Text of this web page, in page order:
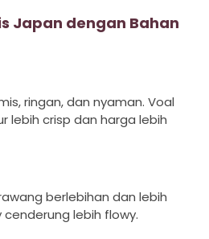
Japan dengan Bahan
ringan, dan nyaman. Voal
lebih crisp dan harga lebih
berlebihan dan lebih
lebih flowy.